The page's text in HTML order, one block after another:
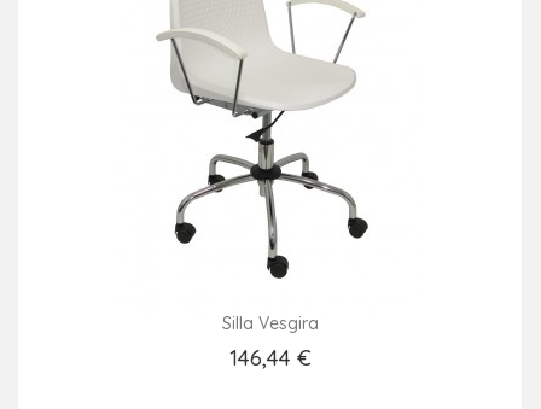
Silla Vesgira
146,44 €